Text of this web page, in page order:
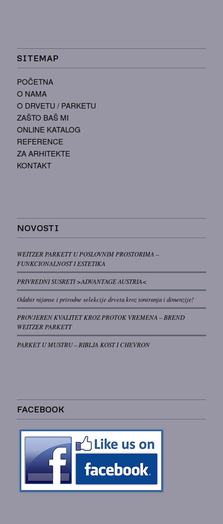
SITEMAP
POČETNA
O NAMA
O DRVETU / PARKETU
ZAŠTO BAŠ MI
ONLINE KATALOG
REFERENCE
ZA ARHITEKTE
KONTAKT
NOVOSTI
WEITZER PARKETT U POSLOVNIM PROSTORIMA –
FUNKCIONALNOST I ESTETIKA
PRIVREDNI SUSRETI >ADVANTAGE AUSTRIA<
Odabir nijanse i prirodne selekcije drveta kroz toniranja i dimenzije!
PROVJEREN KVALITET KROZ PROTOK VREMENA – BREND
WEITZER PARKETT
PARKET U MUSTRU – RIBLJA KOST I CHEVRON
FACEBOOK